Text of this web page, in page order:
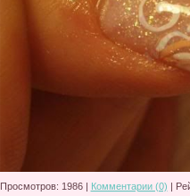
Просмотров: 1986 | Комментарии (0) |